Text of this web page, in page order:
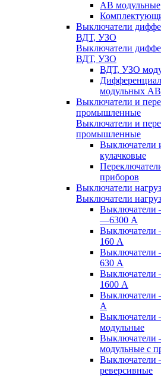
АВ модульные
Выключатели
ВДТ, УЗО
Выключатели
ВДТ, УЗО
ВДТ, УЗО
модульных АВ
Выключатели и
промышленные
Выключатели и
промышленные
Выключатели
кулачковые
приборов
Выключатели
Выключатели
Выключатели
—6300 А
Выключатели
160 А
Выключатели
630 А
Выключатели
1600 А
Выключатели
А
Выключатели
модульные
Выключатели
модульные с
Выключатели
реверсивные